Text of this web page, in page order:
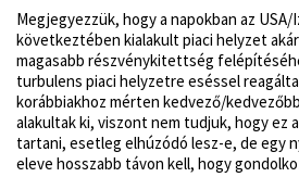
Megjegyezzük, hogy a napokban az
következtében kialakult piaci helyzet
magasabb részvénykitettség
turbulens piaci helyzetre eséssel
korábbiakhoz mérten kedvező/
alakultak ki, viszont nem tudjuk, hogy ez
tartani, esetleg elhúzódó lesz-e, de egy
eleve hosszabb távon kell, hogy